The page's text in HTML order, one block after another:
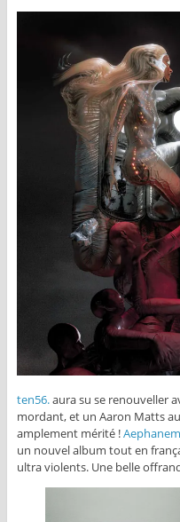
ten56.aura su se renouveller
mordant, et un Aaron Matts
amplement mérité !
un nouvel album tout en
ultra violents. Une belle